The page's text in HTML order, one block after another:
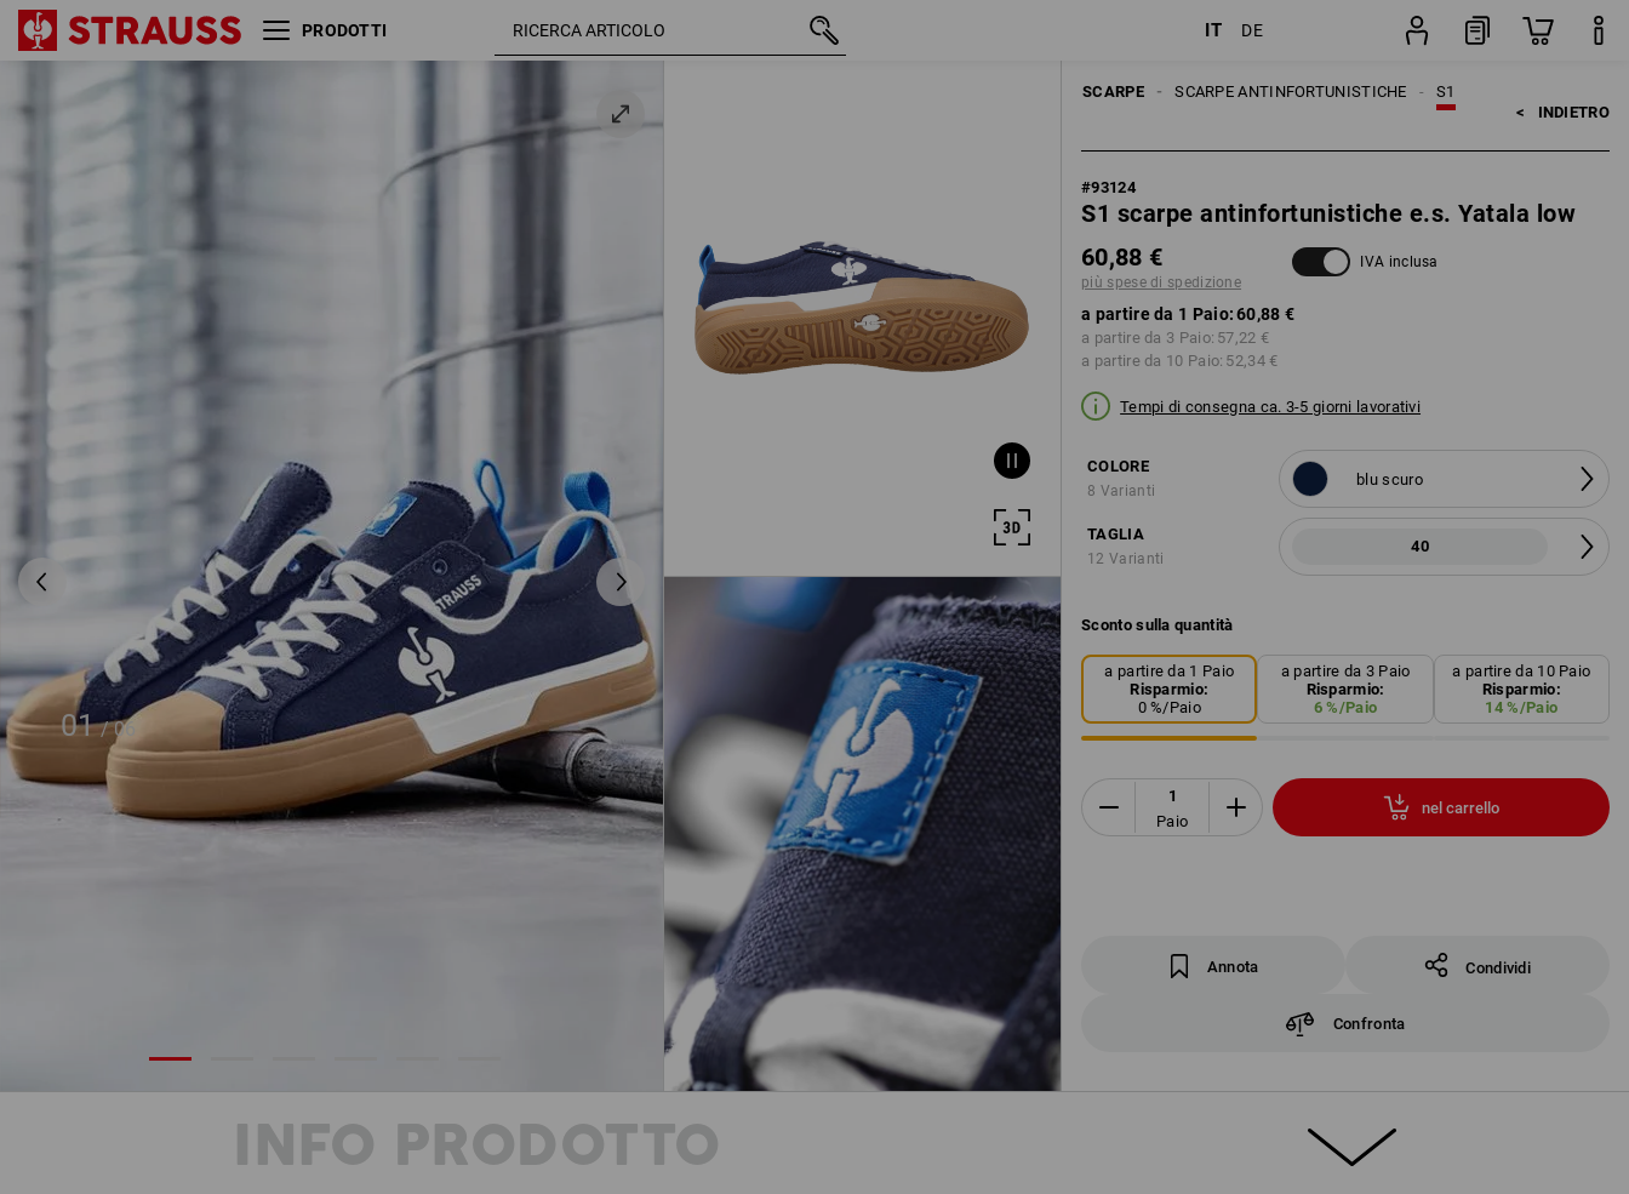
PRODOTTI IT DE
01 / 06
SCARPE S1
SCARPE ANTINFORTUNISTICHE
< INDIETRO
#93124
S1 scarpe antinfortunistiche e.s. Yatala low
60,88 €
più spese di spedizione
IVA inclusa
a partire da 1 Paio:60,88 €
a partire da 3 Paio: 57,22 €
a partire da 10 Paio: 52,34 €
Tempi di consegna ca. 3-5 giorni lavorativi
COLORE
8 Varianti
blu scuro
TAGLIA
12 Varianti
40
Sconto sulla quantità
a partire da 1 Paio
Risparmio:
0%/Paio
a partire da 3 Paio
Risparmio:
6 %/Paio
a partire da 10 Paio
Risparmio:
14 %/Paio
Paio
nel carrello
Annota Condividi
Confronta
S1 scarpe antinfortunistiche
e.s. Yatala low
40 60,88 €
INFO PRODOTTO